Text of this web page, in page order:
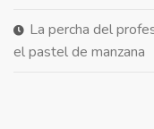
La percha del
el pastel de manzana